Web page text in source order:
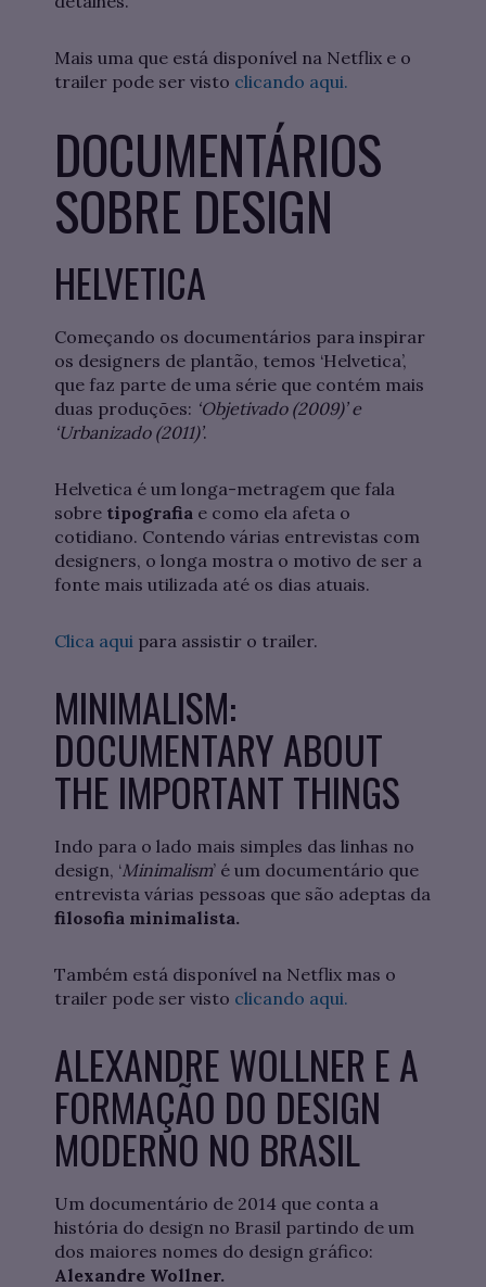
Mais uma que está disponível na Netflix e o
trailer pode ser visto clicando aqui.
DOCUMENTÁRIOS
SOBRE DESIGN
HELVETICA
Começando os documentários para inspirar
os designers de plantão, temos ‘Helvetica’,
que faz parte de uma série que contém mais
duas produções: ‘Objetivado (2009)’ e
‘Urbanizado (2011)’.
Helvetica é um longa-metragem que fala
sobre tipografia e como ela afeta o
cotidiano. Contendo várias entrevistas com
designers, o longa mostra o motivo de ser a
fonte mais utilizada até os dias atuais.
Clica aqui para assistir o trailer.
MINIMALISM:
DOCUMENTARY ABOUT
THE IMPORTANT THINGS
Indo para o lado mais simples das linhas no
design, ‘Minimalism’ é um documentário que
entrevista várias pessoas que são adeptas da
filosofia minimalista.
Também está disponível na Netflix mas o
trailer pode ser visto clicando aqui.
ALEXANDRE WOLLNER E A
FORMAÇÃO DO DESIGN
MODERNO NO BRASIL
Um documentário de 2014 que conta a
história do design no Brasil partindo de um
dos maiores nomes do design gráfico:
Alexandre Wollner.